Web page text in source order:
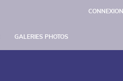
CONNEXION
GALERIES PHOTOS